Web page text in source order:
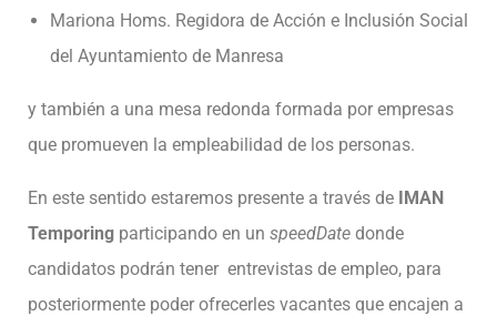
Mariona Homs. Regidora de Acción e Inclusión Social
del Ayuntamiento de Manresa
y también a una mesa redonda formada por empresas
que promueven la empleabilidad de los personas.
En este sentido estaremos presente a través de IMAN
Temporing participando en un speedDate donde
candidatos podrán tener entrevistas de empleo, para
posteriormente poder ofrecerles vacantes que encajen a